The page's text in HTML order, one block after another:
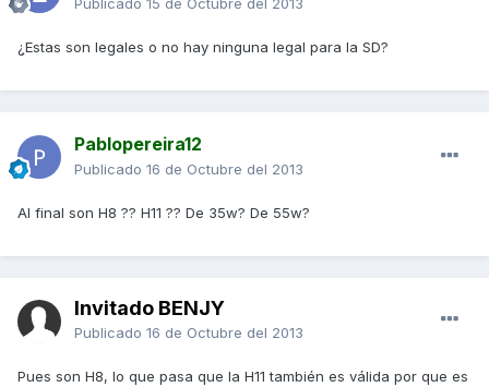
Publicado 15 de Octubre del 2013
¿Estas son legales o no hay ninguna legal para la SD?
Pablopereira12
Publicado 16 de Octubre del 2013
Al final son H8 ?? H11 ?? De 35w? De 55w?
Invitado BENJY
Publicado 16 de Octubre del 2013
Pues son H8, lo que pasa que la H11 también es válida por que es